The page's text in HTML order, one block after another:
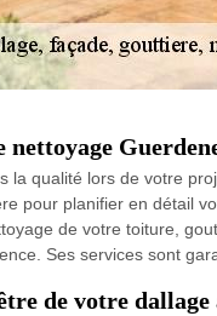
nettoyage
la qualité lors de votre
pour planifier en détail
de votre toiture,
Ses services sont
de votre